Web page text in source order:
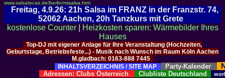
www.salsatecas.de/berlin/misalsa.htm
Freitag, 4.9.26: 21h Salsa im FRANZ in der Franzstr. 74,
52062 Aachen, 20h Tanzkurs mit Grete
kostenlose Counter|
Heizkosten sparen: Wärmebilder Ihres
Hauses
Top-DJ mit eigener Anlage für Ihre Veranstaltung (Hochzeiten,
Geburtstage, Betriebsfeste...) - Musik nach Wunsch im Raum Köln Aachen
M.gladbach: 0163-888 7445
INHALTSVERZEICHNIS / SITE MAP
Party-Kalender
Adressen: Clubs Österreich Clubliste Deutschland